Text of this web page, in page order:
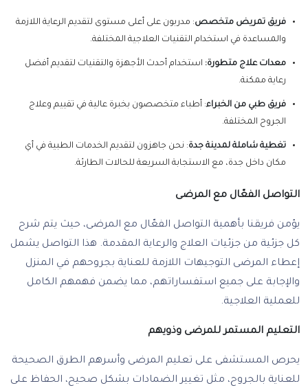
فريق تمريض متخصص: مدربون على أعلى مستوى لتقديم الرعاية اللازمة
والمساعدة في استخدام التقنيات العلاجية المختلفة.
معدات علاج متطورة: استخدام أحدث الأجهزة والتقنيات لتقديم أفضل
رعاية ممكنة.
فريق طبي من الخبراء: أطباء متخصصون بخبرة عالية في تقييم وعلاج
الجروح المختلفة.
تغطية شاملة لمدينة جدة: نحن جاهزون لتقديم الخدمات الطبية في أي
مكان داخل جدة، مع الاستجابة السريعة للحالات الطارئة.
التواصل الفعّال مع المرضى
يؤمن فريقنا بأهمية التواصل الفعّال مع المرضى، حيث يتم شرح
كل جزئية من جزئيات العلاج والرعاية المقدمة. هذا التواصل يشمل
إعطاء المرضى التوجيهات اللازمة للعناية بجروحهم في المنزل
والإجابة على جميع استفساراتهم، مما يضمن فهمهم الكامل
للعملية العلاجية.
التعليم المستمر للمرضى وذويهم
يحرص المستشفى على تعليم المرضى وأسرهم الطرق الصحيحة
للعناية بالجروح، مثل تغيير الضمادات بشكل صحيح، الحفاظ على